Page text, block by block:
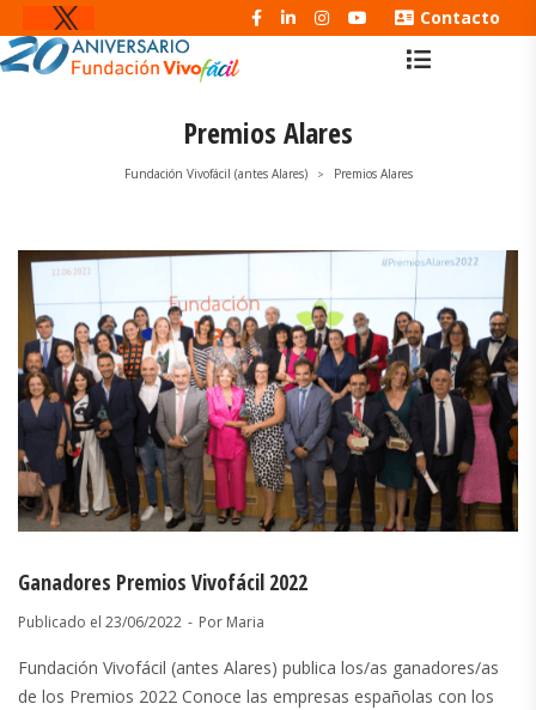
Contacto
Premios Alares
Fundación Vivofácil (antes Alares) > Premios Alares
Ganadores Premios Vivofácil 2022
Publicado el 23/06/2022 Por Maria
Fundación Vivofácil (antes Alares) publica los/as ganadores/as
de los Premios 2022 Conoce las empresas españolas con los